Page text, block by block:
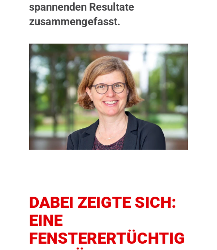
spannenden Resultate
zusammengefasst.
DABEI ZEIGTE SICH:
EINE
FENSTERERTÜCHTIG